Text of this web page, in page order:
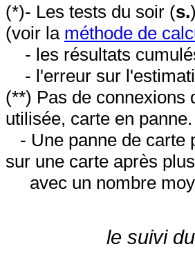
(*)- Les tests du soir (s.
(voir la méthode de
- les résultats
- l'erreur sur
(**) Pas de connexions
utilisée, carte en panne.
- Une panne de carte
sur une carte après
avec un nombre
le suivi